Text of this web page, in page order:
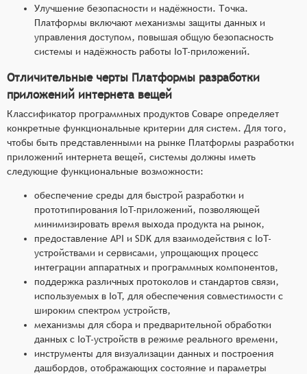
Улучшение безопасности и надёжности. Точка.
Платформы включают механизмы защиты данных и
управления доступом, повышая общую безопасность
системы и надёжность работы IoT-приложений.
Отличительные черты Платформы разработки
приложений интернета вещей
Классификатор программных продуктов Соваре определяет
конкретные функциональные критерии для систем. Для того,
чтобы быть представленными на рынке Платформы разработки
приложений интернета вещей, системы должны иметь
следующие функциональные возможности:
обеспечение среды для быстрой разработки и
прототипирования IoT-приложений, позволяющей
минимизировать время выхода продукта на рынок,
предоставление API и SDK для взаимодействия с IoT-
устройствами и сервисами, упрощающих процесс
интеграции аппаратных и программных компонентов,
поддержка различных протоколов и стандартов связи,
используемых в IoT, для обеспечения совместимости с
широким спектром устройств,
механизмы для сбора и предварительной обработки
данных с IoT-устройств в режиме реального времени,
инструменты для визуализации данных и построения
дашбордов, отображающих состояние и параметры